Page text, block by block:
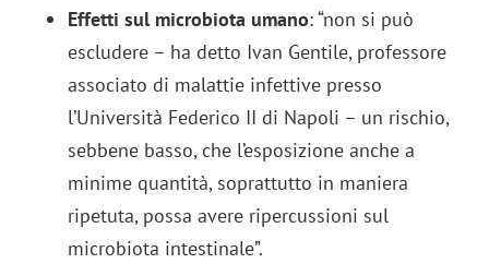
Effetti sul microbiota umano: “non si può
escludere – ha detto Ivan Gentile, professore
associato di malattie infettive presso
l’Università Federico II di Napoli – un rischio,
sebbene basso, che l’esposizione anche a
minime quantità, soprattutto in maniera
ripetuta, possa avere ripercussioni sul
microbiota intestinale”.